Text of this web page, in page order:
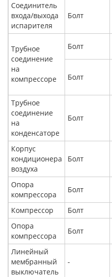
Соединитель
входа/выхода
испарителя
Болт
Трубное
соединение
на
компрессоре
Болт
Болт
Трубное
соединение
на
конденсаторе
Болт
Корпус
кондиционера
воздуха
Болт
Опора
компрессора
Болт
Компрессор Болт
Опора
компрессора
Болт
Линейный
мембранный
выключатель
-